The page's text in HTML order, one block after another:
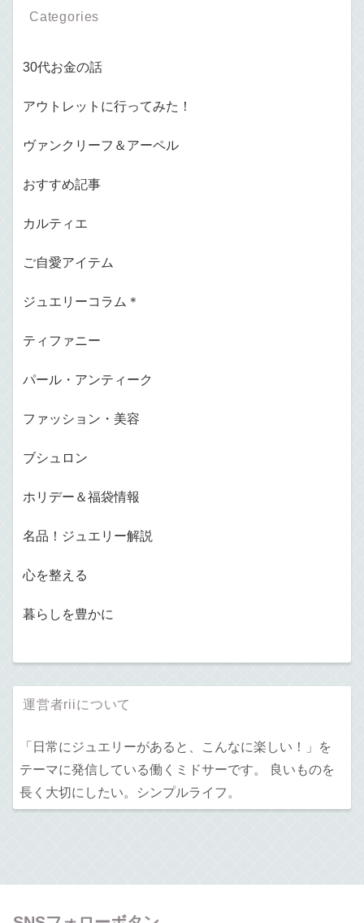
Categories
30代お金の話
アウトレットに行ってみた！
ヴァンクリーフ＆アーペル
おすすめ記事
カルティエ
ご自愛アイテム
ジュエリーコラム＊
ティファニー
パール・アンティーク
ファッション・美容
ブシュロン
ホリデー＆福袋情報
名品！ジュエリー解説
心を整える
暮らしを豊かに
運営者riiについて
「日常にジュエリーがあると、こんなに楽しい！」を
テーマに発信している働くミドサーです。 良いものを
長く大切にしたい。シンプルライフ。